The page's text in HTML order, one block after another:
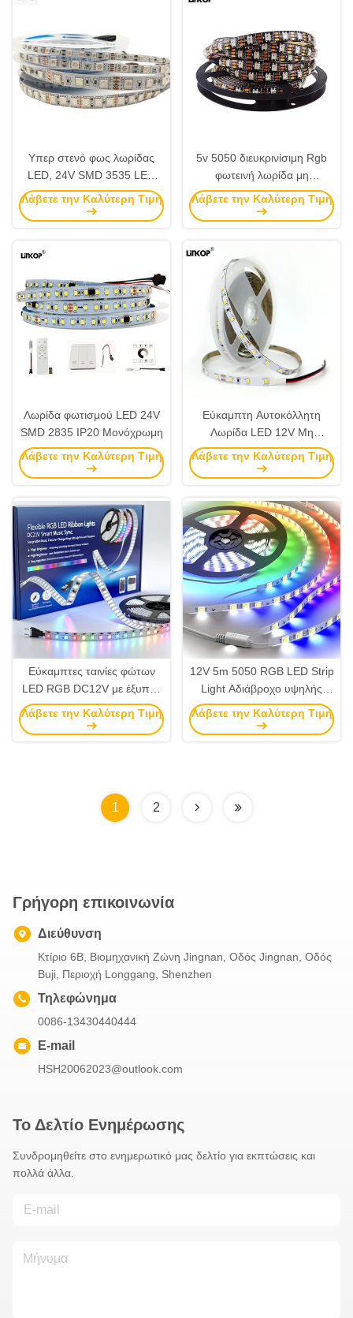
Υπερ στενό φως λωρίδας
LED, 24V SMD 3535 LED
λωρίδας αλλαγή χρώματος
Λάβετε την Καλύτερη Τιμή
5v 5050 διευκρινίσιμη Rgb
φωτεινή λωρίδα μη
υδροστεγή IP20 60leds/
μέτρο
Λάβετε την Καλύτερη Τιμή
Λωρίδα φωτισμού LED 24V
SMD 2835 IP20 Μονόχρωμη
Λάβετε την Καλύτερη Τιμή
Εύκαμπτη Αυτοκόλλητη
Λωρίδα LED 12V Μη
Αδιάβροχη Με Διπλό Πάνελ /
120 Φώτα/Μέτρο
Λάβετε την Καλύτερη Τιμή
Εύκαμπτες ταινίες φώτων
LED RGB DC12V με έξυπνο
συγχρονισμό μουσικής
Λάβετε την Καλύτερη Τιμή
12V 5m 5050 RGB LED Strip
Light Αδιάβροχο υψηλής
φωτεινότητας LED Strip
Lights OEM
Λάβετε την Καλύτερη Τιμή
1 2
Γρήγορη επικοινωνία
Διεύθυνση
Κτίριο 6B, Βιομηχανική Ζώνη Jingnan, Οδός Jingnan, Οδός
Buji, Περιοχή Longgang, Shenzhen
Τηλεφώνημα
0086-13430440444
E-mail
HSH20062023@outlook.com
Το Δελτίο Ενημέρωσης
Συνδρομηθείτε στο ενημερωτικό μας δελτίο για εκπτώσεις και
πολλά άλλα.